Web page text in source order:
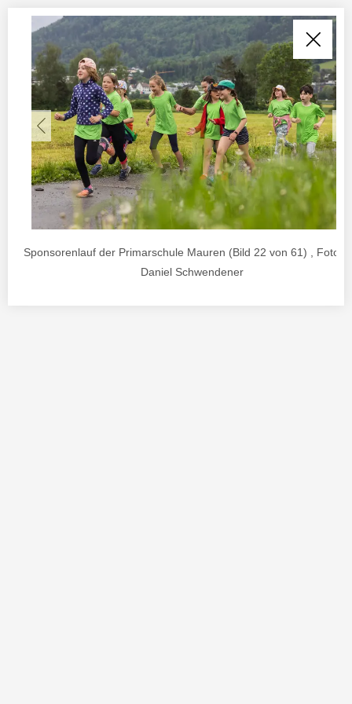
Sponsorenlauf der Primarschule Mauren (Bild 22 von 61) , Foto
Daniel Schwendener